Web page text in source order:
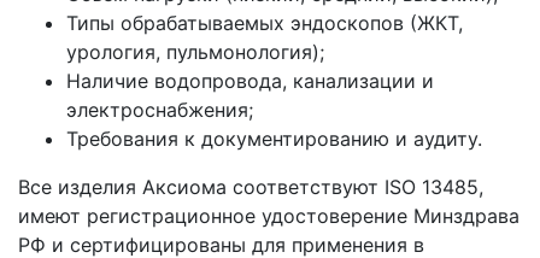
Типы обрабатываемых эндоскопов (ЖКТ,
урология, пульмонология);
Наличие водопровода, канализации и
электроснабжения;
Требования к документированию и аудиту.
Все изделия Аксиома соответствуют ISO 13485,
имеют регистрационное удостоверение Минздрава
РФ и сертифицированы для применения в